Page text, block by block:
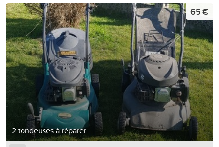
2 tondeuses à réparer
65 €